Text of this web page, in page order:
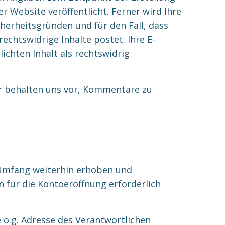
Website veröffentlicht. Ferner wird Ihre
und für den Fall, dass
Inhalte postet. Ihre E-
Inhalt als rechtswidrig
behalten uns vor, Kommentare zu
weiterhin erhoben und
für die Kontoeröffnung erforderlich
Adresse des Verantwortlichen